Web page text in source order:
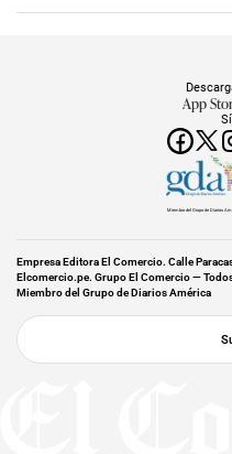
App
Miembro del Grupo de Diarios
Empresa Editora El Comercio. Calle
Elcomercio.pe. Grupo El Comercio —
Miembro del Grupo de Diarios América